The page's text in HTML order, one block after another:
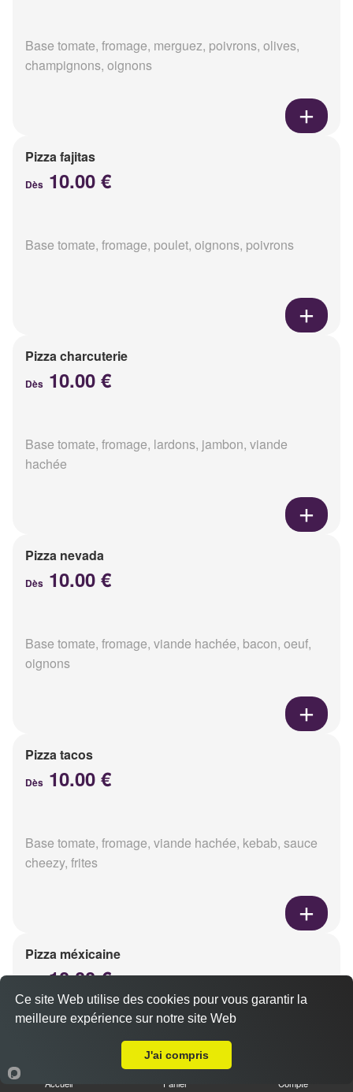
Base tomate, fromage, merguez, poivrons, olives,
champignons, oignons
Pizza fajitas
Dès 10.00 €
Base tomate, fromage, poulet, oignons, poivrons
Pizza charcuterie
Dès 10.00 €
Base tomate, fromage, lardons, jambon, viande
hachée
Pizza nevada
Dès 10.00 €
Base tomate, fromage, viande hachée, bacon, oeuf,
oignons
Pizza tacos
Dès 10.00 €
Base tomate, fromage, viande hachée, kebab, sauce
cheezy, frites
Pizza méxicaine
10.00 €
Base sauce barbecue, fromage, viande hachée,
Accueil Panier Compte
Ce site Web utilise des cookies pour vous garantir la
meilleure expérience sur notre site Web
J'ai compris